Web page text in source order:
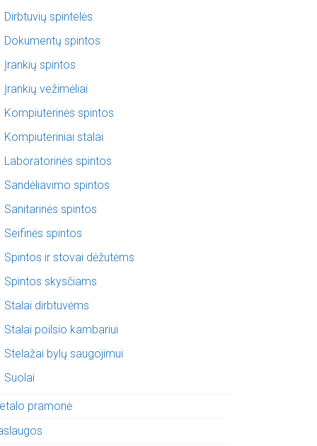
Dirbtuvių spintelės
Dokumentų spintos
Įrankių spintos
Įrankių vežimėliai
Kompiuterinės spintos
Kompiuteriniai stalai
Laboratorinės spintos
Sandėliavimo spintos
Sanitarinės spintos
Seifinės spintos
Spintos ir stovai dėžutėms
Spintos skysčiams
Stalai dirbtuvėms
Stalai poilsio kambariui
Stelažai bylų saugojimui
Suolai
pramonė